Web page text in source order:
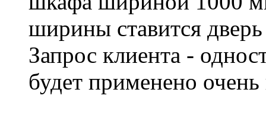
ширины ставится
Запрос клиента -
будет применено